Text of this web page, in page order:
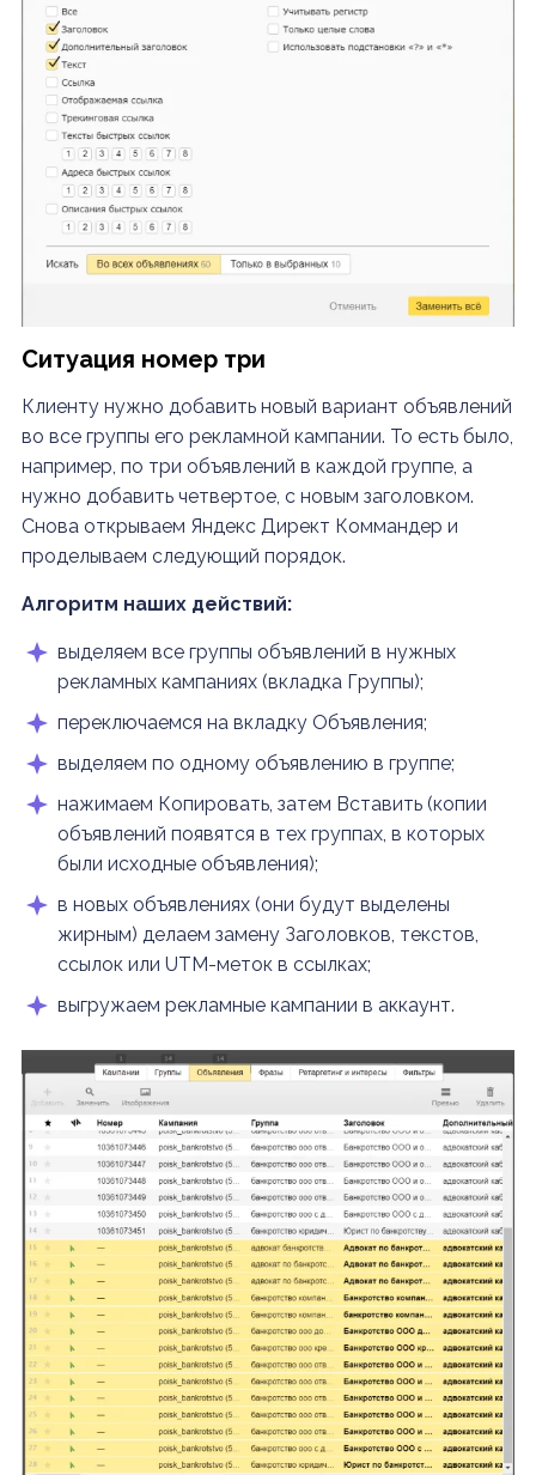
Ситуация номер три
Клиенту нужно добавить новый вариант объявлений
во все группы его рекламной кампании. То есть было,
например, по три объявлений в каждой группе, а
нужно добавить четвертое, с новым заголовком.
Снова открываем Яндекс Директ Коммандер и
проделываем следующий порядок.
Алгоритм наших действий:
выделяем все группы объявлений в нужных
рекламных кампаниях (вкладка Группы);
переключаемся на вкладку Объявления;
выделяем по одному объявлению в группе;
нажимаем Копировать, затем Вставить (копии
объявлений появятся в тех группах, в которых
были исходные объявления);
в новых объявлениях (они будут выделены
жирным) делаем замену Заголовков, текстов,
ссылок или UTM-меток в ссылках;
выгружаем рекламные кампании в аккаунт.